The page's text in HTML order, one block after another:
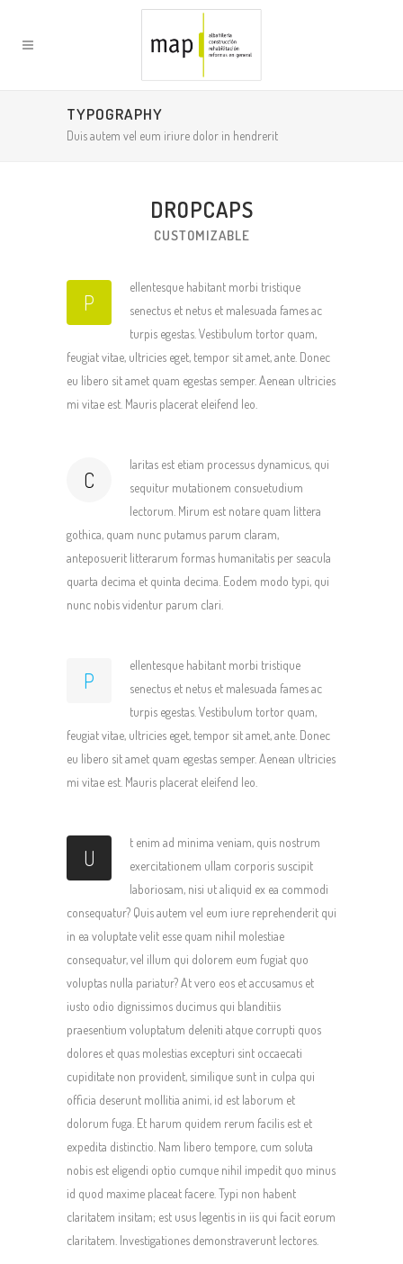
TYPOGRAPHY
Duis autem vel eum iriure dolor in hendrerit
DROPCAPS
CUSTOMIZABLE
P
ellentesque habitant morbi tristique
senectus et netus et malesuada fames ac
turpis egestas. Vestibulum tortor quam,
feugiat vitae, ultricies eget, tempor sit amet, ante. Donec
eu libero sit amet quam egestas semper. Aenean ultricies
mi vitae est. Mauris placerat eleifend leo.
C
laritas est etiam processus dynamicus, qui
sequitur mutationem consuetudium
lectorum. Mirum est notare quam littera
gothica, quam nunc putamus parum claram,
anteposuerit litterarum formas humanitatis per seacula
quarta decima et quinta decima. Eodem modo typi, qui
nunc nobis videntur parum clari.
P
ellentesque habitant morbi tristique
senectus et netus et malesuada fames ac
turpis egestas. Vestibulum tortor quam,
feugiat vitae, ultricies eget, tempor sit amet, ante. Donec
eu libero sit amet quam egestas semper. Aenean ultricies
mi vitae est. Mauris placerat eleifend leo.
U
t enim ad minima veniam, quis nostrum
exercitationem ullam corporis suscipit
laboriosam, nisi ut aliquid ex ea commodi
consequatur? Quis autem vel eum iure reprehenderit qui
in ea voluptate velit esse quam nihil molestiae
consequatur, vel illum qui dolorem eum fugiat quo
voluptas nulla pariatur? At vero eos et accusamus et
iusto odio dignissimos ducimus qui blanditiis
praesentium voluptatum deleniti atque corrupti quos
dolores et quas molestias excepturi sint occaecati
cupiditate non provident, similique sunt in culpa qui
officia deserunt mollitia animi, id est laborum et
dolorum fuga. Et harum quidem rerum facilis est et
expedita distinctio. Nam libero tempore, cum soluta
nobis est eligendi optio cumque nihil impedit quo minus
id quod maxime placeat facere. Typi non habent
claritatem insitam; est usus legentis in iis qui facit eorum
claritatem. Investigationes demonstraverunt lectores.